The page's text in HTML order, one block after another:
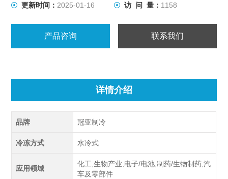
更新时间： 2025-01-16 访 问 量： 1158
产品咨询 联系我们
详情介绍
品牌 冠亚制冷
冷冻方式 水冷式
应用领域
化工,生物产业,电子/电池,制药/生物制药,汽
车及零部件